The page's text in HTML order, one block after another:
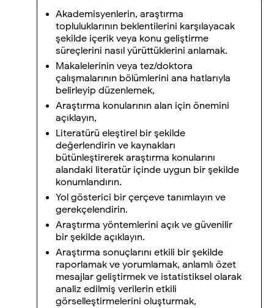
Akademisyenlerin, araştırma
topluluklarının beklentilerini karşılayacak
şekilde içerik veya konu geliştirme
süreçlerini nasıl yürüttüklerini anlamak.
Makalelerinin veya tez/doktora
çalışmalarının bölümlerini ana hatlarıyla
belirleyip düzenlemek,
Araştırma konularının alan için önemini
açıklayın,
Literatürü eleştirel bir şekilde
değerlendirin ve kaynakları
bütünleştirerek araştırma konularını
alandaki literatür içinde uygun bir şekilde
konumlandırın.
Yol gösterici bir çerçeve tanımlayın ve
gerekçelendirin.
Araştırma yöntemlerini açık ve güvenilir
bir şekilde açıklayın.
Araştırma sonuçlarını etkili bir şekilde
raporlamak ve yorumlamak, anlamlı özet
mesajlar geliştirmek ve istatistiksel olarak
analiz edilmiş verilerin etkili
görselleştirmelerini oluşturmak,